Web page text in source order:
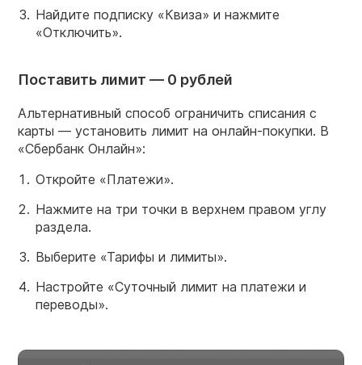
Найдите подписку «Квиза» и нажмите
«Отключить».
Поставить лимит — 0 рублей
Альтернативный способ ограничить списания с
карты — установить лимит на онлайн-покупки. В
«Сбербанк Онлайн»:
Откройте «Платежи».
Нажмите на три точки в верхнем правом углу
раздела.
Выберите «Тарифы и лимиты».
Настройте «Суточный лимит на платежи и
переводы».